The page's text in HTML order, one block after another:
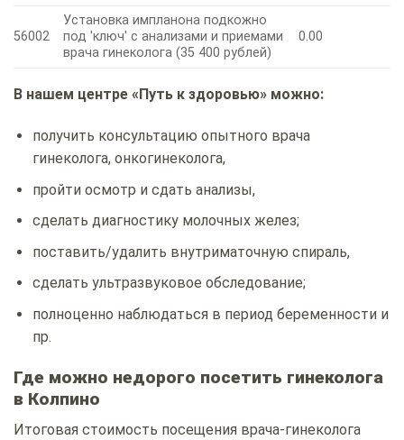
56002
Установка импланона подкожно
под 'ключ' с анализами и приемами
врача гинеколога (35 400 рублей)
0.00
В нашем центре «Путь к здоровью» можно:
получить консультацию опытного врача
гинеколога, онкогинеколога,
пройти осмотр и сдать анализы,
сделать диагностику молочных желез;
поставить/удалить внутриматочную спираль,
сделать ультразвуковое обследование;
полноценно наблюдаться в период беременности и
пр.
Где можно недорого посетить гинеколога
в Колпино
Итоговая стоимость посещения врача-гинеколога